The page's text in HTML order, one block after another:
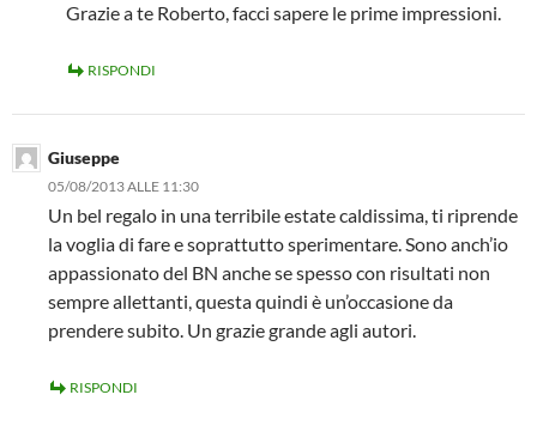
Grazie a te Roberto, facci sapere le prime impressioni.
RISPONDI
Giuseppe
05/08/2013 ALLE 11:30
Un bel regalo in una terribile estate caldissima, ti riprende
la voglia di fare e soprattutto sperimentare. Sono anch’io
appassionato del BN anche se spesso con risultati non
sempre allettanti, questa quindi è un’occasione da
prendere subito. Un grazie grande agli autori.
RISPONDI